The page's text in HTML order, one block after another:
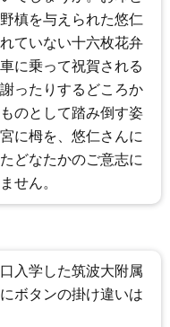
槙を与えられた悠仁
ていない十六枚花弁
に乗って祝賀される
ったりするどころか
のとして踏み倒す姿
に栂を、悠仁さんに
どなたかのご意志に
せん。
入学した筑波大附属
ボタンの掛け違いは